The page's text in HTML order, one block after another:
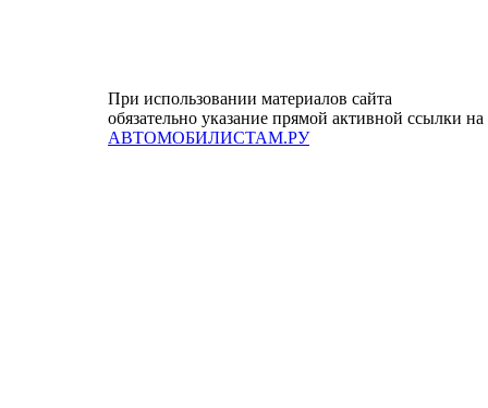
При использовании материалов сайта
обязательно указание прямой активной ссылки на
АВТОМОБИЛИСТАМ.РУ